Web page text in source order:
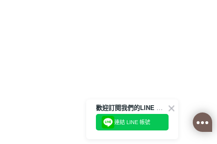
歡迎訂閱我們的LINE 官方帳號
連結 LINE 帳號